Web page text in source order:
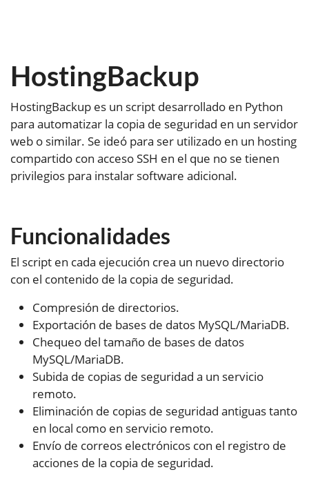
HostingBackup
HostingBackup es un script desarrollado en Python
para automatizar la copia de seguridad en un servidor
web o similar. Se ideó para ser utilizado en un hosting
compartido con acceso SSH en el que no se tienen
privilegios para instalar software adicional.
Funcionalidades
El script en cada ejecución crea un nuevo directorio
con el contenido de la copia de seguridad.
Compresión de directorios.
Exportación de bases de datos MySQL/MariaDB.
Chequeo del tamaño de bases de datos
MySQL/MariaDB.
Subida de copias de seguridad a un servicio
remoto.
Eliminación de copias de seguridad antiguas tanto
en local como en servicio remoto.
Envío de correos electrónicos con el registro de
acciones de la copia de seguridad.